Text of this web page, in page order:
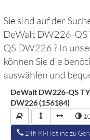
Sie sind auf der
DeWalt DW226-QS
QS DW226? In
können Sie die
auswählen und
DeWalt DW226-QS
DW226 (156184)
24h KI-Hotline zu